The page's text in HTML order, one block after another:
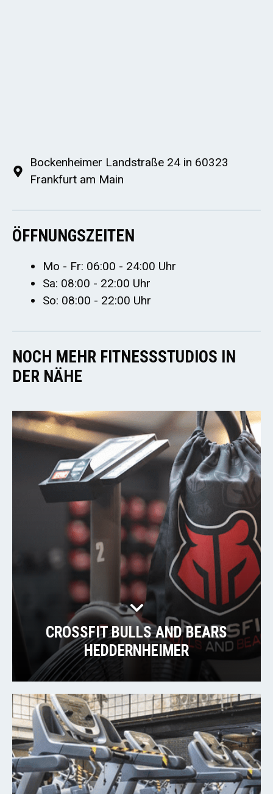
Bockenheimer Landstraße 24 in 60323
Frankfurt am Main
ÖFFNUNGSZEITEN
Mo - Fr: 06:00 - 24:00 Uhr
Sa: 08:00 - 22:00 Uhr
So: 08:00 - 22:00 Uhr
NOCH MEHR FITNESSSTUDIOS IN
DER NÄHE
CROSSFIT BULLS AND BEARS
HEDDERNHEIMER